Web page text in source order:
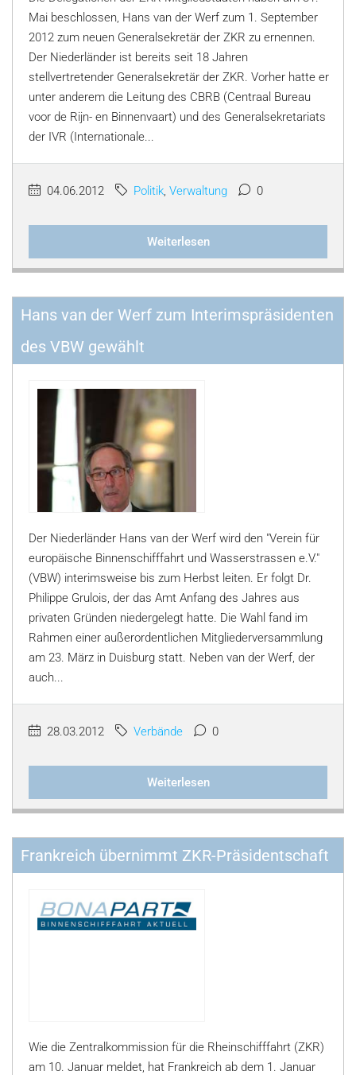
Mai beschlossen, Hans van der Werf zum 1. September
2012 zum neuen Generalsekretär der ZKR zu ernennen.
Der Niederländer ist bereits seit 18 Jahren
stellvertretender Generalsekretär der ZKR. Vorher hatte er
unter anderem die Leitung des CBRB (Centraal Bureau
voor de Rijn- en Binnenvaart) und des Generalsekretariats
der IVR (Internationale...
04.06.2012 Politik, Verwaltung 0
Weiterlesen
Hans van der Werf zum Interimspräsidenten
des VBW gewählt
Der Niederländer Hans van der Werf wird den "Verein für
europäische Binnenschifffahrt und Wasserstrassen e.V."
(VBW) interimsweise bis zum Herbst leiten. Er folgt Dr.
Philippe Grulois, der das Amt Anfang des Jahres aus
privaten Gründen niedergelegt hatte. Die Wahl fand im
Rahmen einer außerordentlichen Mitgliederversammlung
am 23. März in Duisburg statt. Neben van der Werf, der
auch...
28.03.2012 Verbände 0
Weiterlesen
Frankreich übernimmt ZKR-Präsidentschaft
Wie die Zentralkommission für die Rheinschifffahrt (ZKR)
am 10. Januar meldet, hat Frankreich ab dem 1. Januar